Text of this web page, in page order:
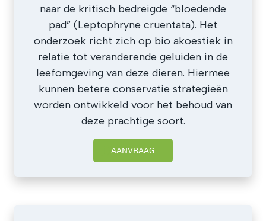
naar de kritisch bedreigde “bloedende
pad” (Leptophryne cruentata). Het
onderzoek richt zich op bio akoestiek in
relatie tot veranderende geluiden in de
leefomgeving van deze dieren. Hiermee
kunnen betere conservatie strategieën
worden ontwikkeld voor het behoud van
deze prachtige soort.
AANVRAAG